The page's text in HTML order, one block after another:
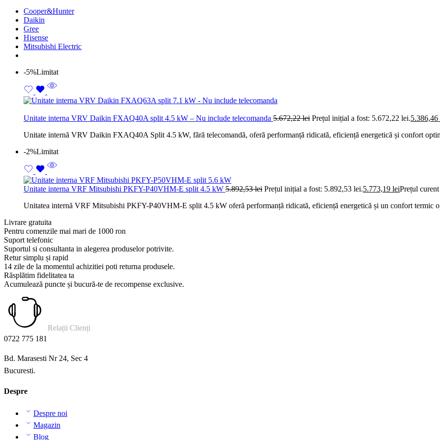
Cooper&Hunter
Daikin
Gree
Hisense
Mitsubishi Electric
-5%Limitat
Unitate interna VRV Daikin FXAQ40A split 4.5 kW – Nu include telecomanda 5.672,22lei Prețul inițial a fost: 5.672,22 lei.5.386,46
Unitate internă VRV Daikin FXAQ40A Split 4.5 kW, fără telecomandă, oferă performanță ridicată, eficiență energetică și confort
-2%Limitat
Unitate interna VRF Mitsubishi PKFY-P40VHM-E split 4.5 kW 5.892,53lei Prețul inițial a fost: 5.892,53 lei.5.773,19 leiPrețul
Unitatea internă VRF Mitsubishi PKFY-P40VHM-E split 4.5 kW oferă performanță ridicată, eficiență energetică și un confort termic
Livrare gratuita
Pentru comenzile mai mari de 1000 ron
Suport telefonic
Suportul si consultanta in alegerea produselor potrivite.
Retur simplu și rapid
14 zile de la momentul achizitiei poti returna produsele.
Răsplătim fidelitatea ta
Acumulează puncte și bucură-te de recompense exclusive.
Relații Clienți
0722 775 181
Bd. Marasesti Nr 24, Sec 4
Bucuresti.
Despre
Despre noi
Magazin
Blog